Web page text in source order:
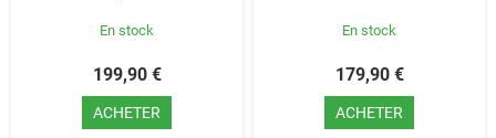
En stock
199,90 €
ACHETER
En stock
179,90 €
ACHETER